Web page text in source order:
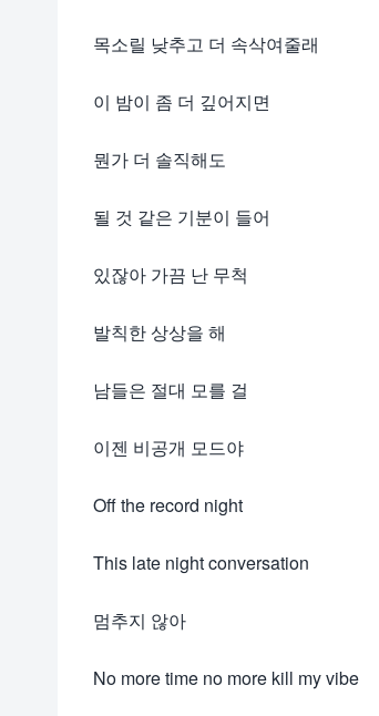
목소릴 낮추고 더 속삭여줄래
이 밤이 좀 더 깊어지면
뭔가 더 솔직해도
될 것 같은 기분이 들어
있잖아 가끔 난 무척
발칙한 상상을 해
남들은 절대 모를 걸
이젠 비공개 모드야
Off the record night
This late night conversation
멈추지 않아
No more time no more kill my vibe